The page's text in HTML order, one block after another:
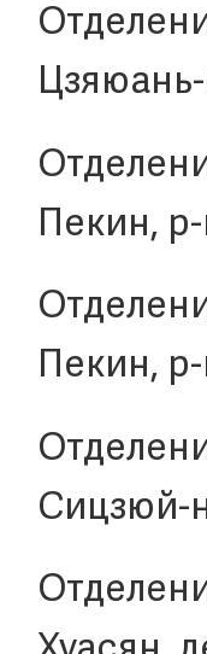
Пекин,
Пекин, р-
Сицзюй-